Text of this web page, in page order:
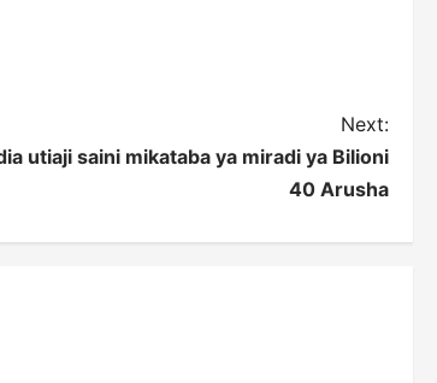
Next:
utiaji saini mikataba ya miradi ya Bilioni
40 Arusha